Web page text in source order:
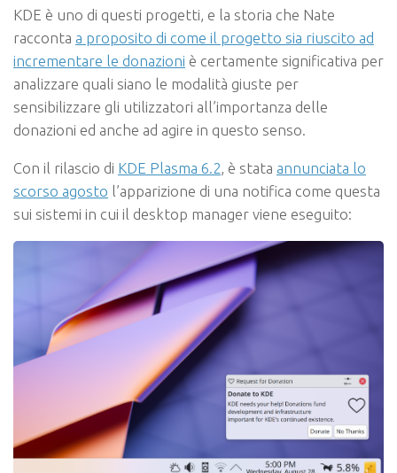
KDE è uno di questi progetti, e la storia che Nate
racconta a proposito di come il progetto sia riuscito ad
incrementare le donazioni è certamente significativa per
analizzare quali siano le modalità giuste per
sensibilizzare gli utilizzatori all’importanza delle
donazioni ed anche ad agire in questo senso.
Con il rilascio di KDE Plasma 6.2, è stata annunciata lo
scorso agosto l’apparizione di una notifica come questa
sui sistemi in cui il desktop manager viene eseguito: